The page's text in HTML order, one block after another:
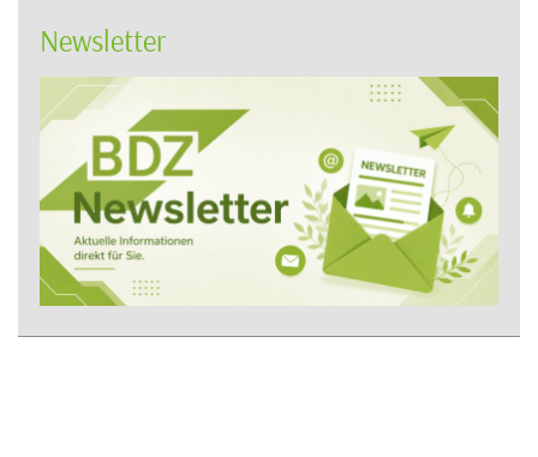
Newsletter